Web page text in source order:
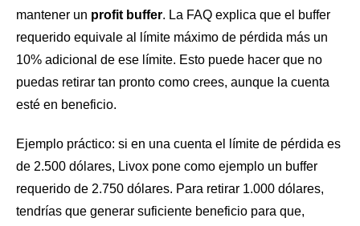
mantener un profit buffer. La FAQ explica que el buffer
requerido equivale al límite máximo de pérdida más un
10% adicional de ese límite. Esto puede hacer que no
puedas retirar tan pronto como crees, aunque la cuenta
esté en beneficio.
Ejemplo práctico: si en una cuenta el límite de pérdida es
de 2.500 dólares, Livox pone como ejemplo un buffer
requerido de 2.750 dólares. Para retirar 1.000 dólares,
tendrías que generar suficiente beneficio para que,